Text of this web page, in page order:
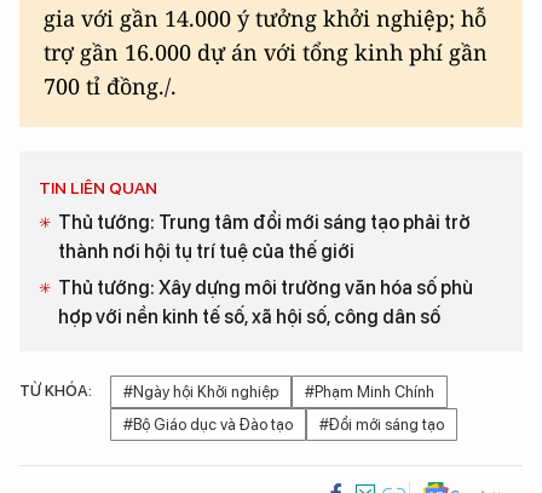
gia với gần 14.000 ý tưởng khởi nghiệp; hỗ
trợ gần 16.000 dự án với tổng kinh phí gần
700 tỉ đồng./.
TIN LIÊN QUAN
Thủ tướng: Trung tâm đổi mới sáng tạo phải trở
thành nơi hội tụ trí tuệ của thế giới
Thủ tướng: Xây dựng môi trường văn hóa số phù
hợp với nền kinh tế số, xã hội số, công dân số
TỪ KHÓA: #Ngày hội Khởi nghiệp
#Phạm Minh Chính
#Bộ Giáo dục và Đào tạo
#Đổi mới sáng tạo